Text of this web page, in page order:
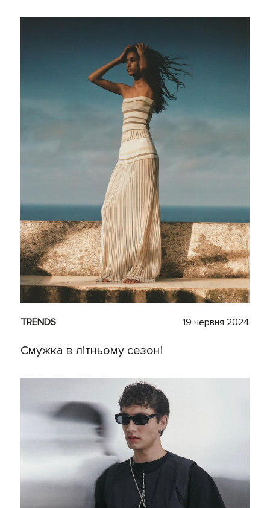
TRENDS 19 червня 2024
Смужка в літньому сезоні